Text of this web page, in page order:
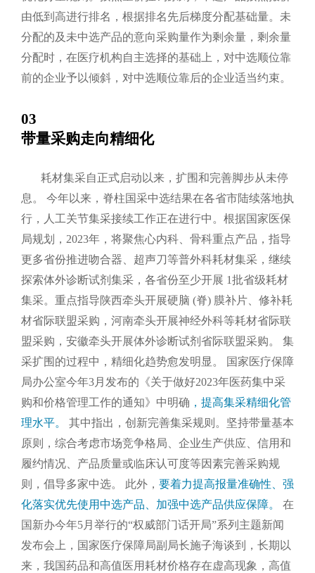
由低到高进行排名，根据排名先后梯度分配基础量。未
分配的及未中选产品的意向采购量作为剩余量，剩余量
分配时，在医疗机构自主选择的基础上，对中选顺位靠
前的企业予以倾斜，对中选顺位靠后的企业适当约束。
03
带量采购走向精细化
耗材集采自正式启动以来，扩围和完善脚步从未停
息。
今年以来，脊柱国采中选结果在各省市陆续落地执
行，人工关节集采接续工作正在进行中。根据国家医保
局规划，2023年，将聚焦心内科、骨科重点产品，指导
更多省份推进吻合器、超声刀等普外科耗材集采，继续
探索体外诊断试剂集采，各省份至少开展 1批省级耗材
集采。重点指导陕西牵头开展硬脑 (脊) 膜补片、修补耗
材省际联盟采购，河南牵头开展神经外科等耗材省际联
盟采购，安徽牵头开展体外诊断试剂省际联盟采购。
集
采扩围的过程中，精细化趋势愈发明显。
国家医疗保障
局办公室今年3月发布的《关于做好2023年医药集中采
购和价格管理工作的通知》中明确 ，提高集采精细化管
理水平。
其中指出，创新完善集采规则。坚持带量基本
原则，综合考虑市场竞争格局、企业生产供应、信用和
履约情况、产品质量或临床认可度等因素完善采购规
则，倡导多家中选。
此外， 要着力提高报量准确性、强
化落实优先使用中选产品、加强中选产品供应保障。
在
国新办今年5月举行的“权威部门话开局”系列主题新闻
发布会上，国家医疗保障局副局长施子海谈到，长期以
来，我国药品和高值医用耗材价格存在虚高现象，高值